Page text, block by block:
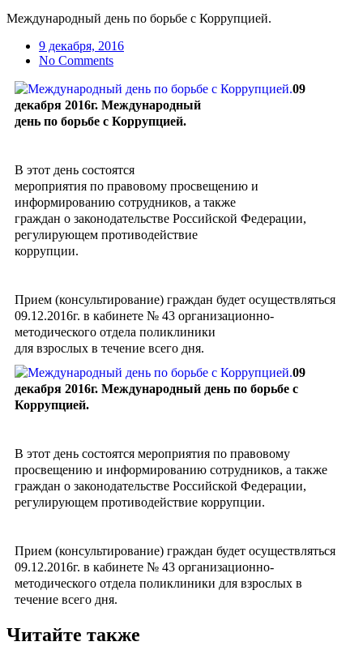
Международный день по борьбе с Коррупцией.
9 декабря, 2016
No Comments
09
декабря 2016г. Международный
день по борьбе с Коррупцией.
В этот день состоятся
мероприятия по правовому просвещению и
информированию сотрудников, а также
граждан о законодательстве Российской Федерации,
регулирующем противодействие
коррупции.
Прием (консультирование) граждан будет осуществляться
09.12.2016г. в кабинете № 43 организационно-
методического отдела поликлиники
для взрослых в течение всего дня.
09
декабря 2016г. Международный день по борьбе с
Коррупцией.
В этот день состоятся мероприятия по правовому
просвещению и информированию сотрудников, а также
граждан о законодательстве Российской Федерации,
регулирующем противодействие коррупции.
Прием (консультирование) граждан будет осуществляться
09.12.2016г. в кабинете № 43 организационно-
методического отдела поликлиники для взрослых в
течение всего дня.
Читайте также